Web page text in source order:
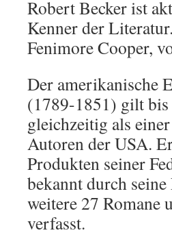
Robert Becker ist
Kenner der
Fenimore Cooper,
Der amerikanische
(1789-1851) gilt bis
gleichzeitig als
Autoren der USA.
Produkten seiner
bekannt durch
weitere 27 Romane
verfasst.